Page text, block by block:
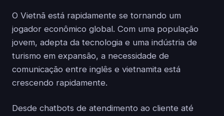
O Vietnã está rapidamente se tornando um
jogador econômico global. Com uma população
jovem, adepta da tecnologia e uma indústria de
turismo em expansão, a necessidade de
comunicação entre inglês e vietnamita está
crescendo rapidamente.
Desde chatbots de atendimento ao cliente até